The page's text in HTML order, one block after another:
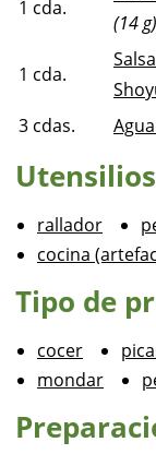
1 cda.
(14 g)
1 cda.
3 cdas.
rallador
cocina
Tipo de
cocer
mondar